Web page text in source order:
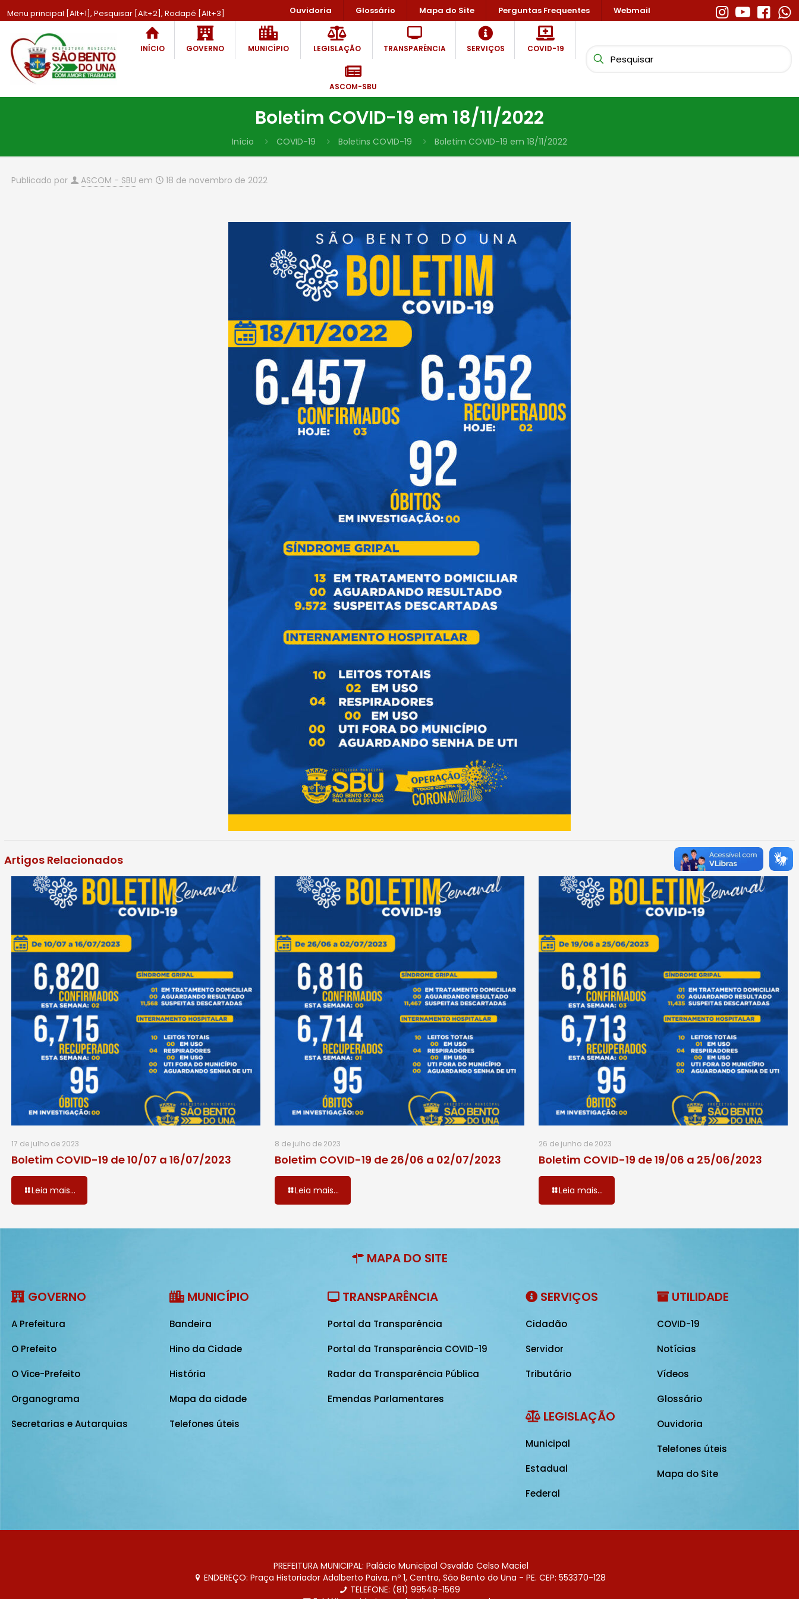
Menu principal [Alt+1], Pesquisar [Alt+2], Rodapé [Alt+3] Ouvidoria Glossário Mapa do Site Perguntas Frequentes Webmail
INÍCIO GOVERNO MUNICÍPIO LEGISLAÇÃO TRANSPARÊNCIA SERVIÇOS COVID-19
ASCOM-SBU
Boletim COVID-19 em 18/11/2022
Início COVID-19 Boletins COVID-19 Boletim COVID-19 em 18/11/2022
Publicado por ASCOM - SBU em 18 de novembro de 2022
Artigos Relacionados
17 de julho de 2023
Boletim COVID-19 de 10/07 a 16/07/2023
Leia mais...
8 de julho de 2023
Boletim COVID-19 de 26/06 a 02/07/2023
Leia mais...
26 de junho de 2023
Boletim COVID-19 de 19/06 a 25/06/2023
Leia mais...
MAPA DO SITE
GOVERNO
A Prefeitura
O Prefeito
O Vice-Prefeito
Organograma
Secretarias e Autarquias
MUNICÍPIO
Bandeira
Hino da Cidade
História
Mapa da cidade
Telefones úteis
TRANSPARÊNCIA
Portal da Transparência
Portal da Transparência COVID-19
Radar da Transparência Pública
Emendas Parlamentares
SERVIÇOS
Cidadão
Servidor
Tributário
LEGISLAÇÃO
Municipal
Estadual
Federal
UTILIDADE
COVID-19
Notícias
Vídeos
Glossário
Ouvidoria
Telefones úteis
Mapa do Site
PREFEITURA MUNICIPAL: Palácio Municipal Osvaldo Celso Maciel
ENDEREÇO: Praça Historiador Adalberto Paiva, nº 1, Centro, São Bento do Una - PE. CEP: 553370-128
TELEFONE: (81) 99548-1569